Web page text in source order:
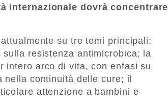
internazionale dovrà concentrare
su tre temi principali:
sulla resistenza antimicrobica; la
intero arco di vita, con enfasi su
nella continuità delle cure; il
attenzione a bambini e